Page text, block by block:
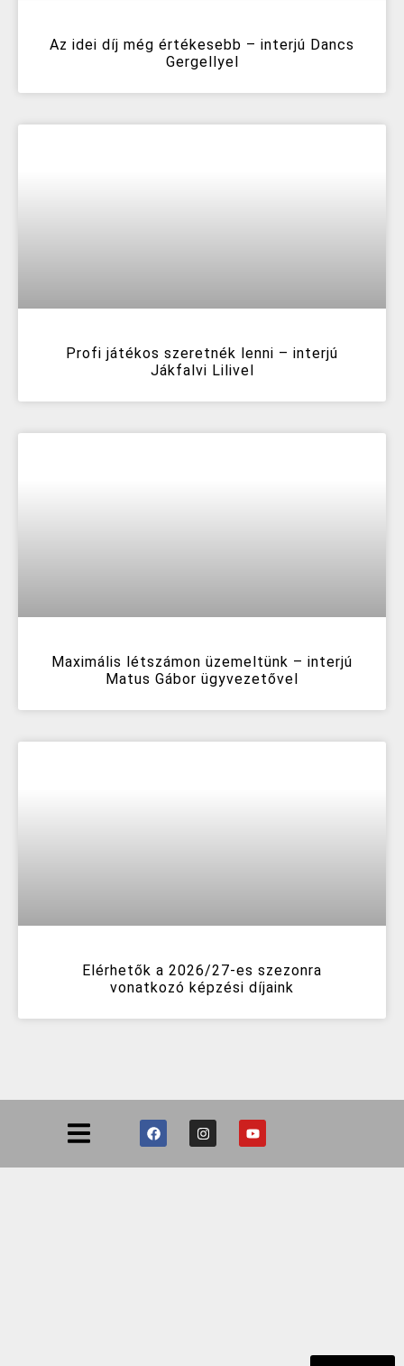
Az idei díj még értékesebb – interjú Dancs
Gergellyel
Profi játékos szeretnék lenni – interjú
Jákfalvi Lilivel
Maximális létszámon üzemeltünk – interjú
Matus Gábor ügyvezetővel
Elérhetők a 2026/27-es szezonra
vonatkozó képzési díjaink